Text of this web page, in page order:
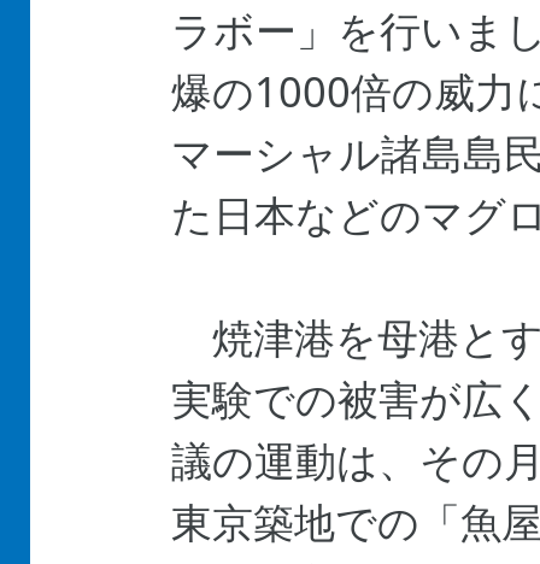
ラボー」を行いま
爆の1000倍の威力
マーシャル諸島島
た日本などのマグ
焼津港を母港と
実験での被害が広
議の運動は、その
東京築地での「魚